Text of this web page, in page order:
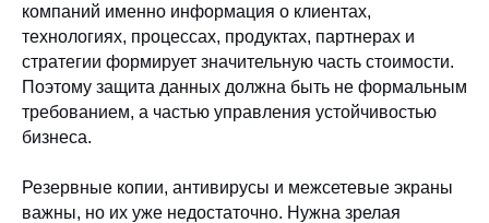
компаний именно информация о клиентах,
технологиях, процессах, продуктах, партнерах и
стратегии формирует значительную часть стоимости.
Поэтому защита данных должна быть не формальным
требованием, а частью управления устойчивостью
бизнеса.
Резервные копии, антивирусы и межсетевые экраны
важны, но их уже недостаточно. Нужна зрелая